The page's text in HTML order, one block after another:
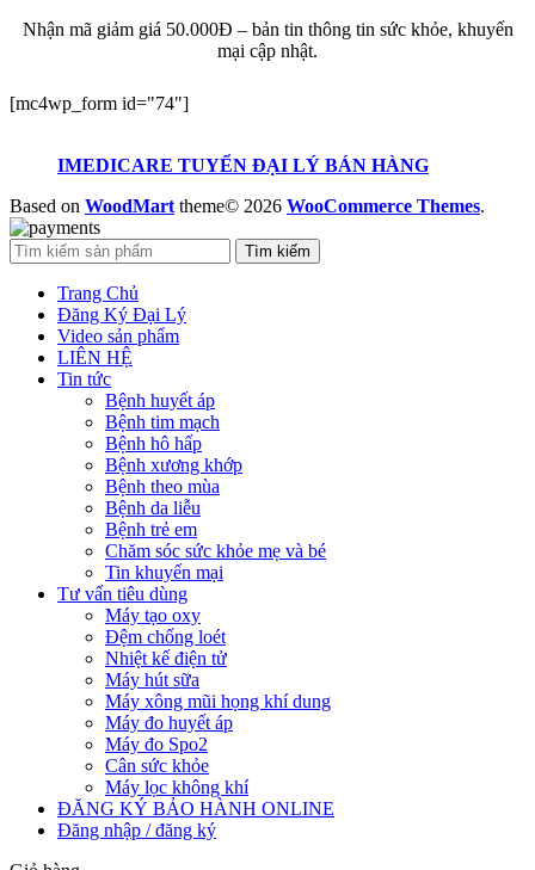
Nhận mã giảm giá 50.000Đ – bản tin thông tin sức khỏe, khuyến
mại cập nhật.
[mc4wp_form id="74"]
IMEDICARE TUYỂN ĐẠI LÝ BÁN HÀNG
Based on WoodMart theme© 2026 WooCommerce Themes.
Tìm kiếm
Trang Chủ
Đăng Ký Đại Lý
Video sản phẩm
LIÊN HỆ
Tin tức
Bệnh huyết áp
Bệnh tim mạch
Bệnh hô hấp
Bệnh xương khớp
Bệnh theo mùa
Bệnh da liễu
Bệnh trẻ em
Chăm sóc sức khỏe mẹ và bé
Tin khuyến mại
Tư vấn tiêu dùng
Máy tạo oxy
Đệm chống loét
Nhiệt kế điện tử
Máy hút sữa
Máy xông mũi họng khí dung
Máy đo huyết áp
Máy đo Spo2
Cân sức khỏe
Máy lọc không khí
ĐĂNG KÝ BẢO HÀNH ONLINE
Đăng nhập / đăng ký